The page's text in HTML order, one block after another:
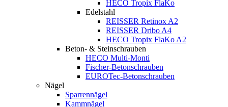
HECO Tropix FlaKo
Edelstahl
REISSER Retinox A2
REISSER Dribo A4
HECO Tropix FlaKo A2
Beton- & Steinschrauben
HECO Multi-Monti
Fischer-Betonschrauben
EUROTec-Betonschrauben
Nägel
Sparrennägel
Kammnägel